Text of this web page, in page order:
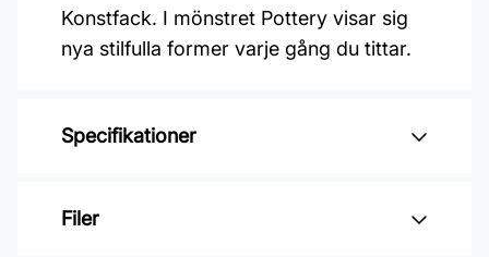
Konstfack. I mönstret Pottery visar sig
nya stilfulla former varje gång du tittar.
Specifikationer
Varumärke: Boråstapeter
Filer